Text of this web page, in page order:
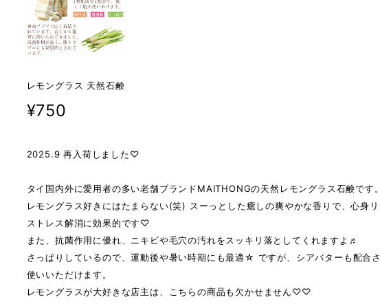
レモングラス 天然石鹸
¥750
2025.9 再入荷しました♡
タイ国内外に愛用者の多い老舗ブランドMAITHONGの天然レモングラス石鹸です
レモングラス好きにはたまらない(笑) スーっとした癒しの爽やかな香りで、心身
ストレス解消に効果的です♡
また、抗菌作用に優れ、ニキビや毛穴の汚れをスッキリ落としてくれますよ♬
さっぱりしているので、運動後や暑い時期にも最適☆ ですが、シアバターも配合
使いいただけます。
レモングラスが大好きな店主は、こちらの商品も欠かせません♡♡